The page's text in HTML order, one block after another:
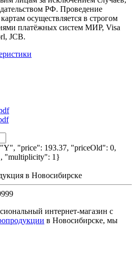
РФ. Проведение
осуществляется в строгом
платёжных систем МИР, Visa
JCB.
"price": 193.37, "priceOld": 0,
"multiplicity": 1}
в Новосибирске
интернет-магазин с
в Новосибирске, мы